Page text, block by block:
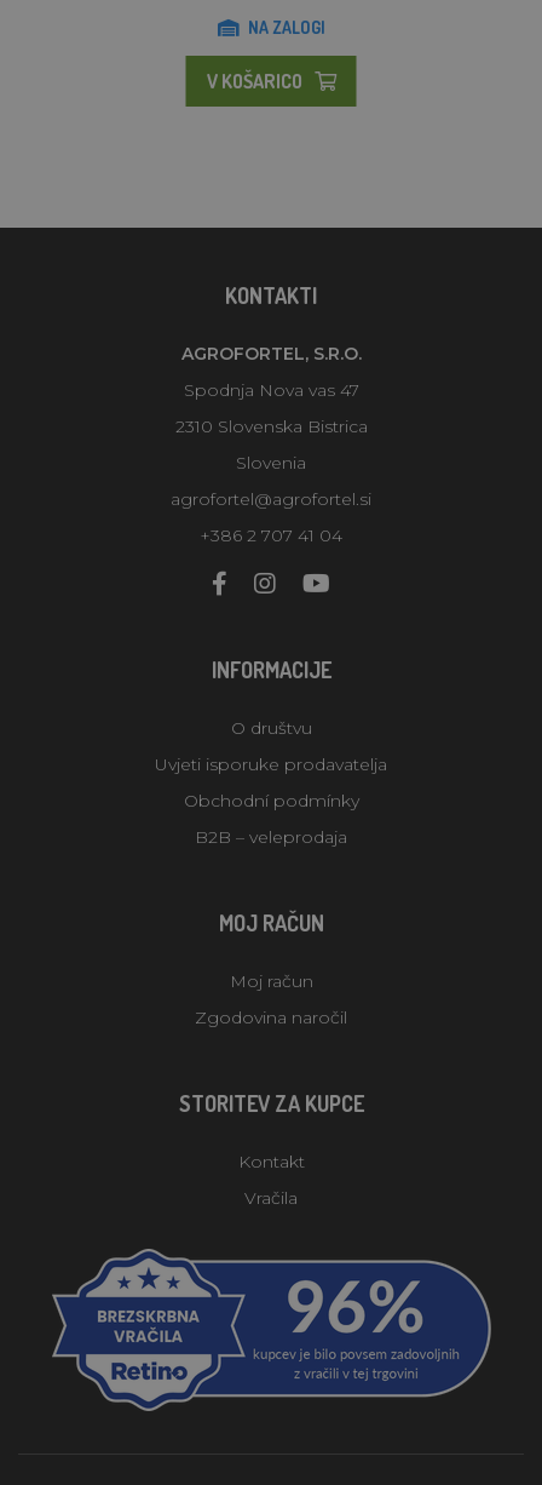
NA ZALOGI
V KOŠARICO
KONTAKTI
AGROFORTEL, S.R.O.
Spodnja Nova vas 47
2310 Slovenska Bistrica
Slovenia
agrofortel@agrofortel.si
+386 2 707 41 04
INFORMACIJE
O društvu
Uvjeti isporuke prodavatelja
Obchodní podmínky
B2B – veleprodaja
MOJ RAČUN
Moj račun
Zgodovina naročil
STORITEV ZA KUPCE
Kontakt
Vračila